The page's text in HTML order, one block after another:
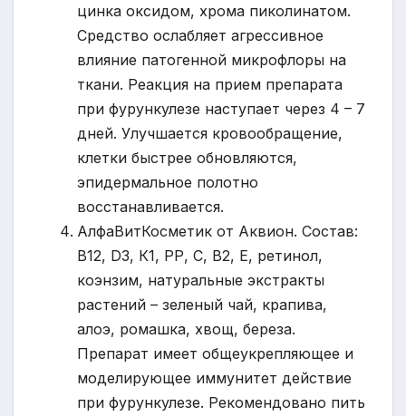
цинка оксидом, хрома пиколинатом.
Средство ослабляет агрессивное
влияние патогенной микрофлоры на
ткани. Реакция на прием препарата
при фурункулезе наступает через 4 – 7
дней. Улучшается кровообращение,
клетки быстрее обновляются,
эпидермальное полотно
восстанавливается.
АлфаВитКосметик от Аквион. Состав:
В12, D3, К1, РР, С, В2, Е, ретинол,
коэнзим, натуральные экстракты
растений – зеленый чай, крапива,
алоэ, ромашка, хвощ, береза.
Препарат имеет общеукрепляющее и
моделирующее иммунитет действие
при фурункулезе. Рекомендовано пить